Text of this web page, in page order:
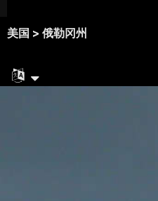
美国 > 俄勒冈州